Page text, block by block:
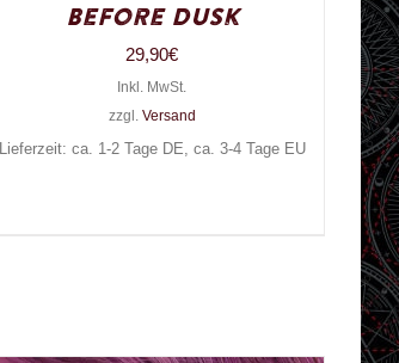
Before Dusk
29,90€
Inkl. MwSt.
zzgl. Versand
Lieferzeit: ca. 1-2 Tage DE, ca. 3-4 Tage EU